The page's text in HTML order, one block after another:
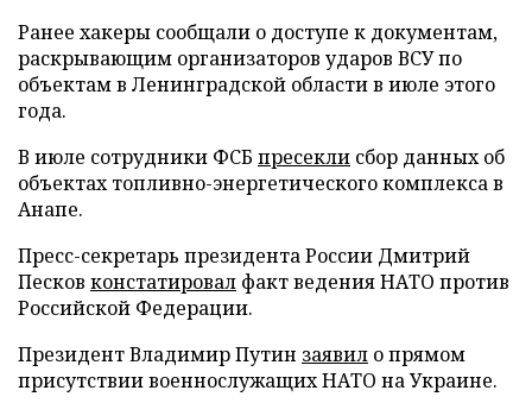
Ранее хакеры сообщали о доступе к документам,
раскрывающим организаторов ударов ВСУ по
объектам в Ленинградской области в июле этого
года.
В июле сотрудники ФСБ пресекли сбор данных об
объектах топливно-энергетического комплекса в
Анапе.
Пресс-секретарь президента России Дмитрий
Песков констатировал факт ведения НАТО против
Российской Федерации.
Президент Владимир Путин заявил о прямом
присутствии военнослужащих НАТО на Украине.